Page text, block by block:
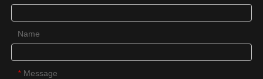
Name
* Message